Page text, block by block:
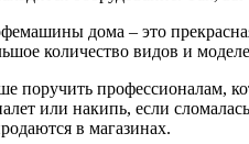
дома – это
количество видов и
поручить профессионалам,
или накипь, если
в магазинах.